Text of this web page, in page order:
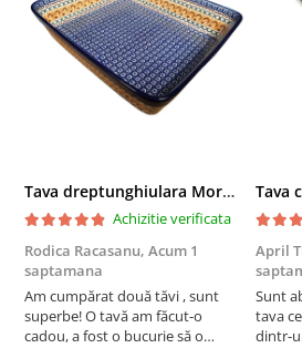
Tava dreptunghiulara Morning Sunrise, ceramica smaltuita, pictata manual, 27,0 X 32, 5 cm
Achizitie verificata
Rodica Racasanu, Acum 1
saptamana
Am cumpărat două tăvi , sunt
superbe! O tavă am făcut-o
cadou, a fost o bucurie să o
April
Sunt
tava
dintr-